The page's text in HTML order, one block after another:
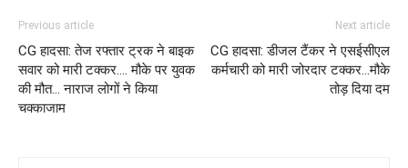
Previous article
CG हादसा: तेज रफ्तार ट्रक ने बाइक
सवार को मारी टक्कर.... मौके पर युवक
की मौत... नाराज लोगों ने किया
चक्काजाम
Next article
CG हादसा: डीजल टैंकर ने एसईसीएल
कर्मचारी को मारी जोरदार टक्कर...मौके
तोड़ दिया दम